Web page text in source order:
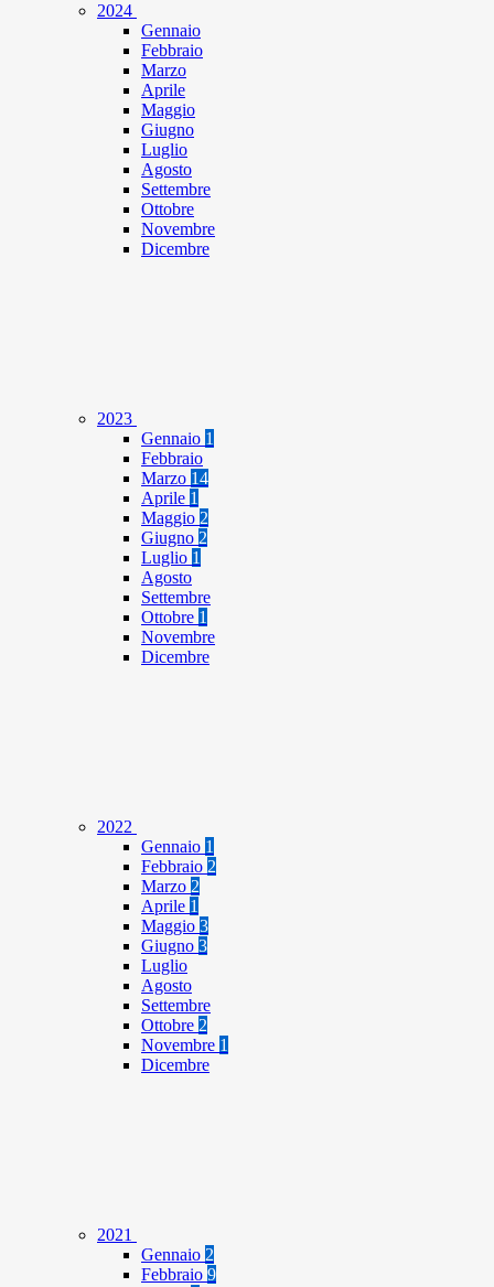
2024
Gennaio
Febbraio
Marzo
Aprile
Maggio
Giugno
Luglio
Agosto
Settembre
Ottobre
Novembre
Dicembre
2023
Gennaio 1
Febbraio
Marzo 14
Aprile 1
Maggio 2
Giugno 2
Luglio 1
Agosto
Settembre
Ottobre 1
Novembre
Dicembre
2022
Gennaio 1
Febbraio 2
Marzo 2
Aprile 1
Maggio 3
Giugno 3
Luglio
Agosto
Settembre
Ottobre 2
Novembre 1
Dicembre
2021
Gennaio 2
Febbraio 9